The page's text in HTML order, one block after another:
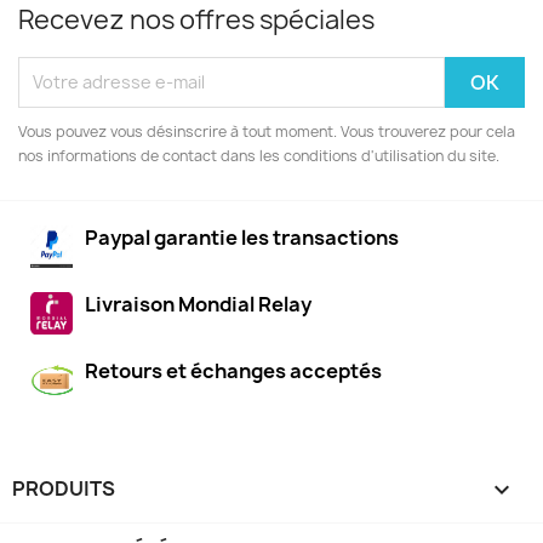
Recevez nos offres spéciales
Vous pouvez vous désinscrire à tout moment. Vous trouverez pour cela
nos informations de contact dans les conditions d'utilisation du site.
Paypal garantie les transactions
Livraison Mondial Relay
Retours et échanges acceptés
PRODUITS 